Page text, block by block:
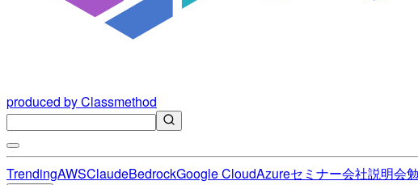
produced by Classmethod
TrendingAWSClaudeBedrockGoogle CloudAzureセミナー会社説明会